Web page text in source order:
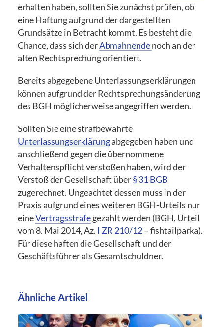
erhalten haben, sollten Sie zunächst prüfen, ob
eine Haftung aufgrund der dargestellten
Grundsätze in Betracht kommt. Es besteht die
Chance, dass sich derAbmahnendenoch an der
alten Rechtsprechung orientiert.
Bereits abgegebene Unterlassungserklärungen
können aufgrund der Rechtsprechungsänderung
des BGH möglicherweise angegriffen werden.
Sollten Sie eine strafbewährte
Unterlassungserklärungabgegeben haben und
anschließend gegen die übernommene
Verhaltenspflicht verstoßen haben, wird der
Verstoß der Gesellschaft über§ 31 BGB
zugerechnet. Ungeachtet dessen muss in der
Praxis aufgrund eines weiteren BGH-Urteils nur
eineVertragsstrafegezahlt werden (BGH, Urteil
vom 8. Mai 2014, Az. I ZR 210/12– fishtailparka).
Für diese haften die Gesellschaft und der
Geschäftsführer als Gesamtschuldner.
Ähnliche Artikel